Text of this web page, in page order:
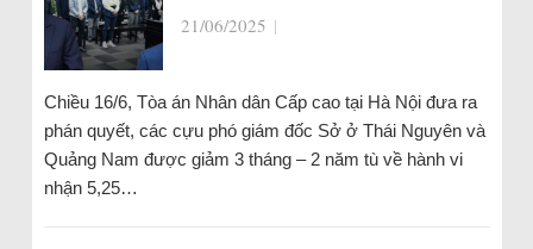
21/06/2025 |
Chiều 16/6, Tòa án Nhân dân Cấp cao tại Hà Nội đưa ra
phán quyết, các cựu phó giám đốc Sở ở Thái Nguyên và
Quảng Nam được giảm 3 tháng – 2 năm tù về hành vi
nhận 5,25…